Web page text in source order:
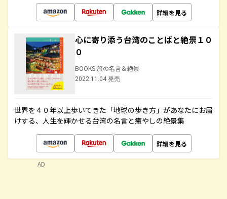
詳細を見る
心に寄り添う台湾のことばと絶景１０
０
BOOKS 旅の名言＆絶景
2022.11.04 発売
世界を４０年以上歩いてきた「地球の歩き方」があなたにお届
けする、人生を輝かせる台湾の名言と癒やしの絶景集
詳細を見る
AD